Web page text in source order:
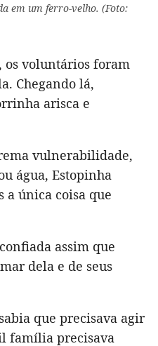
em um ferro-velho. (Foto:
os voluntários foram
Chegando lá,
arisca e
vulnerabilidade,
água, Estopinha
a única coisa que
assim que
dela e de seus
que precisava agir
família precisava